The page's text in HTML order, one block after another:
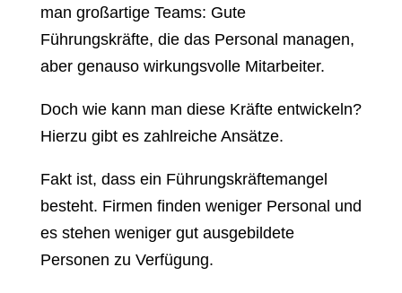
man großartige Teams: Gute
Führungskräfte, die das Personal managen,
aber genauso wirkungsvolle Mitarbeiter.
Doch wie kann man diese Kräfte entwickeln?
Hierzu gibt es zahlreiche Ansätze.
Fakt ist, dass ein Führungskräftemangel
besteht. Firmen finden weniger Personal und
es stehen weniger gut ausgebildete
Personen zu Verfügung.